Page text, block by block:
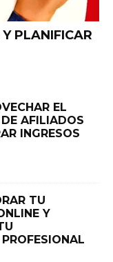
PLANIFICAR
EL
AFILIADOS
INGRESOS
TU
Y